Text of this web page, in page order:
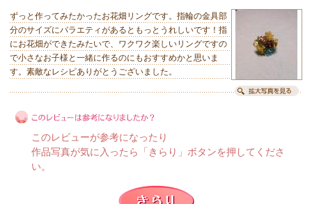
ずっと作ってみたかったお花畑リングです。指輪の金具部
分のサイズにバラエティがあるともっとうれしいです！指
にお花畑ができたみたいで、ワクワク楽しいリングですの
で小さなお子様と一緒に作るのにもおすすめかと思いま
す。素敵なレシピありがとうございました。
このレビューが参考になったり
作品写真が気に入ったら「きらり」ボタンを押してくださ
い。